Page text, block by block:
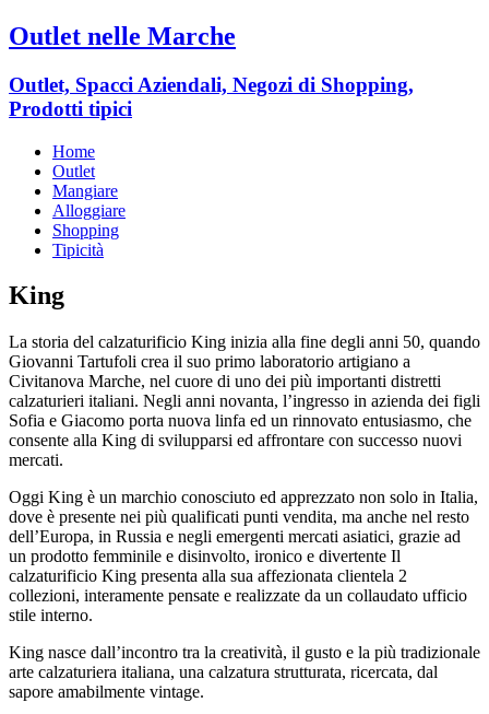
Outlet nelle Marche
Outlet, Spacci Aziendali, Negozi di Shopping,
Prodotti tipici
Home
Outlet
Mangiare
Alloggiare
Shopping
Tipicità
King
La storia del calzaturificio King inizia alla fine degli anni 50, quando
Giovanni Tartufoli crea il suo primo laboratorio artigiano a
Civitanova Marche, nel cuore di uno dei più importanti distretti
calzaturieri italiani. Negli anni novanta, l’ingresso in azienda dei figli
Sofia e Giacomo porta nuova linfa ed un rinnovato entusiasmo, che
consente alla King di svilupparsi ed affrontare con successo nuovi
mercati.
Oggi King è un marchio conosciuto ed apprezzato non solo in Italia,
dove è presente nei più qualificati punti vendita, ma anche nel resto
dell’Europa, in Russia e negli emergenti mercati asiatici, grazie ad
un prodotto femminile e disinvolto, ironico e divertente Il
calzaturificio King presenta alla sua affezionata clientela 2
collezioni, interamente pensate e realizzate da un collaudato ufficio
stile interno.
King nasce dall’incontro tra la creatività, il gusto e la più tradizionale
arte calzaturiera italiana, una calzatura strutturata, ricercata, dal
sapore amabilmente vintage.